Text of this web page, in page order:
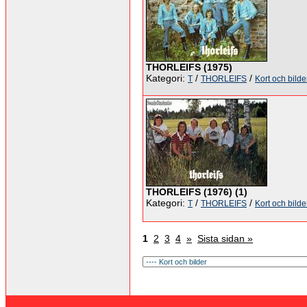
THORLEIFS (1975)
Kategori: T / THORLEIFS / Kort och
THORLEIFS (1976) (1)
Kategori: T / THORLEIFS / Kort och
1 2 3 4 » Sista sidan »